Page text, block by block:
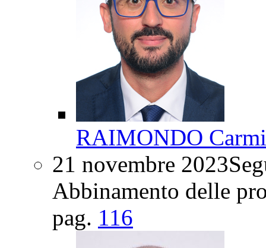
RAIMONDO
21 novembre 2023
Abbinamento delle
pag. 116